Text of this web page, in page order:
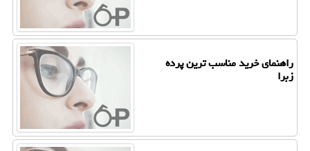
راهنمای خرید مناسب ترین پرده
زبرا